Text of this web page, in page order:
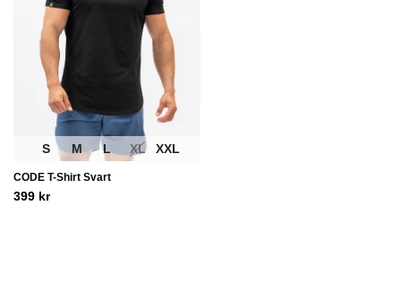
S M L XL XXL
CODE T-Shirt Svart
399 kr